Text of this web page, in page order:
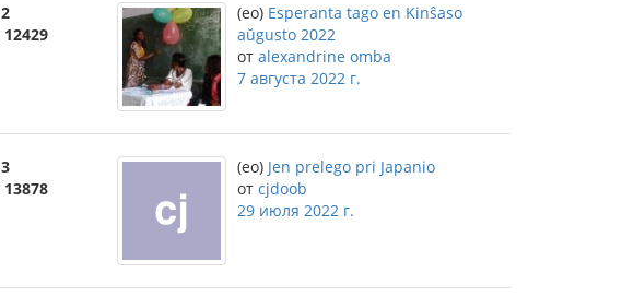
2
12429
(eo) Esperanta tago en Kinŝaso
aŭgusto 2022
от alexandrine omba
7 августа 2022 г.
3
13878
(eo) Jen prelego pri Japanio
от cjdoob
29 июля 2022 г.